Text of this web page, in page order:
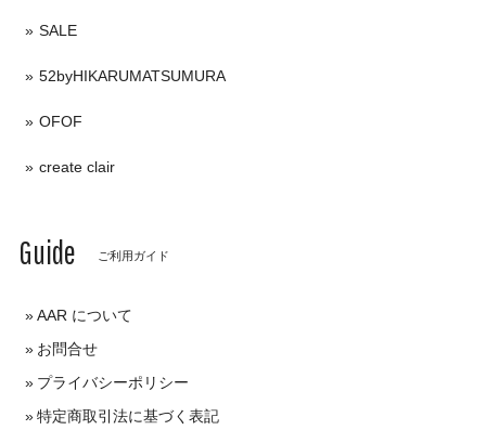
SALE
52byHIKARUMATSUMURA
OFOF
create clair
Guide ご利用ガイド
AAR について
お問合せ
プライバシーポリシー
特定商取引法に基づく表記